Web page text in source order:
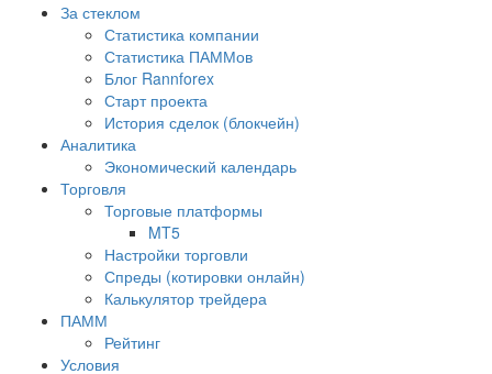
За стеклом
Статистика компании
Статистика ПАММов
Блог Rannforex
Старт проекта
История сделок (блокчейн)
Аналитика
Экономический календарь
Торговля
Торговые платформы
MT5
Настройки торговли
Спреды (котировки онлайн)
Калькулятор трейдера
ПАММ
Рейтинг
Условия